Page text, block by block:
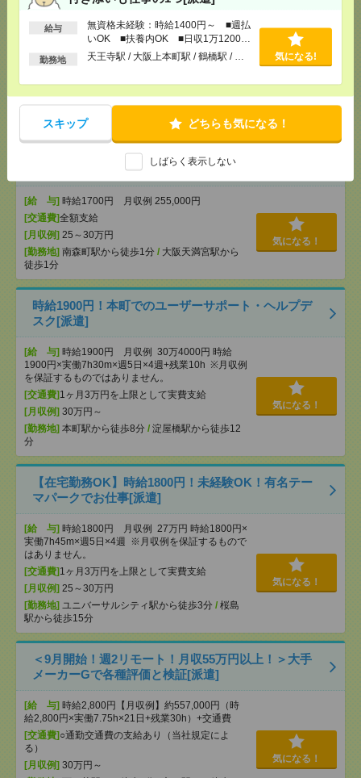
給与
無資格未経験：時給1400円～ ■週払
いOK ■扶養内OK ■日収1万1200円
以上
勤務地 天王寺駅 / 大阪上本町駅 / 鶴橋駅 / … 気になる!
スキップ どちらも気になる！
しばらく表示しない
【オープニング募集】おばあちゃんのお散歩付き添
いも仕事の1つ[派遣]
[給 与] 無資格未経験：時給1400円～ ■週払い
[交通費]交通費全額支給
気になる！
＼40～60代活躍中／生前契約のサポート！1700円！
直接雇用も！[派遣]
[給 与] 時給1700円 月収例 255,000円
[交通費]全額支給
[月収例] 25～30万円
[勤務地] 南森町駅から徒歩1分 / 大阪天満宮駅から
徒歩1分
気になる！
時給1900円！本町でのユーザーサポート・ヘルプデ
スク[派遣]
[給 与] 時給1900円 月収例 30万4000円 時給
1900円×実働7h30m×週5日×4週+残業10h ※月収例
を保証するものではありません。
[交通費] 1ヶ月3万円を上限として実費支給
[月収例] 30万円～
[勤務地] 本町駅から徒歩8分 / 淀屋橋駅から徒歩12
分
気になる！
【在宅勤務OK】時給1800円！未経験OK！有名テー
マパークでお仕事[派遣]
[給 与] 時給1800円 月収例 27万円 時給1800円×
実働7h45m×週5日×4週 ※月収例を保証するもので
はありません。
[交通費] 1ヶ月3万円を上限として実費支給
[月収例] 25～30万円
[勤務地] ユニバーサルシティ駅から徒歩3分 / 桜島
駅から徒歩15分
気になる！
＜9月開始！週2リモート！月収55万円以上！＞大手
メーカーGで各種評価と検証[派遣]
[給 与] 時給2,800円【月収例】約557,000円（時
給2,800円×実働7.75h×21日+残業30h）+交通費
[交通費] ○通勤交通費の支給あり（当社規定によ
る）
[月収例] 30万円～
気になる！